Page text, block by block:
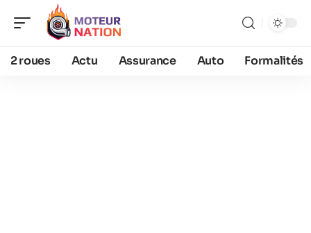
2 roues Actu Assurance Auto Formalités